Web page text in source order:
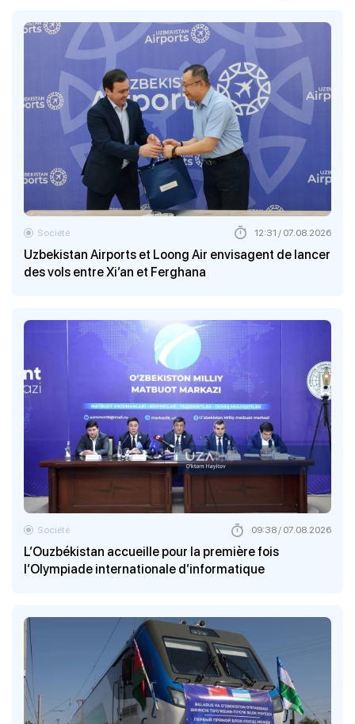
Uzbekistan Airports et Loong Air envisagent de lancer
des vols entre Xi’an et Ferghana
Société 12:31 / 07.08.2026
L’Ouzbékistan accueille pour la première fois
l’Olympiade internationale d’informatique
Société 09:38 / 07.08.2026